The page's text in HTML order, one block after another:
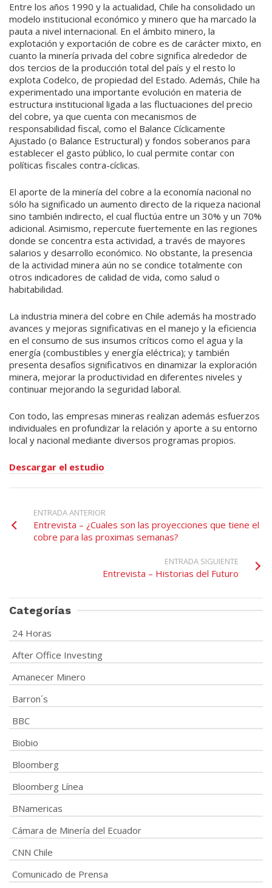
Entre los años 1990 y la actualidad, Chile ha consolidado un
modelo institucional económico y minero que ha marcado la
pauta a nivel internacional. En el ámbito minero, la
explotación y exportación de cobre es de carácter mixto, en
cuanto la minería privada del cobre significa alrededor de
dos tercios de la producción total del país y el resto lo
explota Codelco, de propiedad del Estado. Además, Chile ha
experimentado una importante evolución en materia de
estructura institucional ligada a las fluctuaciones del precio
del cobre, ya que cuenta con mecanismos de
responsabilidad fiscal, como el Balance Cíclicamente
Ajustado (o Balance Estructural) y fondos soberanos para
establecer el gasto público, lo cual permite contar con
políticas fiscales contra-cíclicas.
El aporte de la minería del cobre a la economía nacional no
sólo ha significado un aumento directo de la riqueza nacional
sino también indirecto, el cual fluctúa entre un 30% y un 70%
adicional. Asimismo, repercute fuertemente en las regiones
donde se concentra esta actividad, a través de mayores
salarios y desarrollo económico. No obstante, la presencia
de la actividad minera aún no se condice totalmente con
otros indicadores de calidad de vida, como salud o
habitabilidad.
La industria minera del cobre en Chile además ha mostrado
avances y mejoras significativas en el manejo y la eficiencia
en el consumo de sus insumos críticos como el agua y la
energía (combustibles y energía eléctrica); y también
presenta desafíos significativos en dinamizar la exploración
minera, mejorar la productividad en diferentes niveles y
continuar mejorando la seguridad laboral.
Con todo, las empresas mineras realizan además esfuerzos
individuales en profundizar la relación y aporte a su entorno
local y nacional mediante diversos programas propios.
Descargar el estudio
ENTRADA ANTERIOR
Entrevista – ¿Cuales son las proyecciones que tiene el
cobre para las proximas semanas?
ENTRADA SIGUIENTE
Entrevista – Historias del Futuro
Categorías
24 Horas
After Office Investing
Amanecer Minero
Barron´s
BBC
Biobio
Bloomberg
Bloomberg Línea
BNamericas
Cámara de Minería del Ecuador
CNN Chile
Comunicado de Prensa